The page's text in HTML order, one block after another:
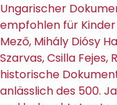
Ungarischer
empfohlen für
Mező, Mihály Diósy
Szarvas, Csilla Fejes,
historische
anlässlich des 500.